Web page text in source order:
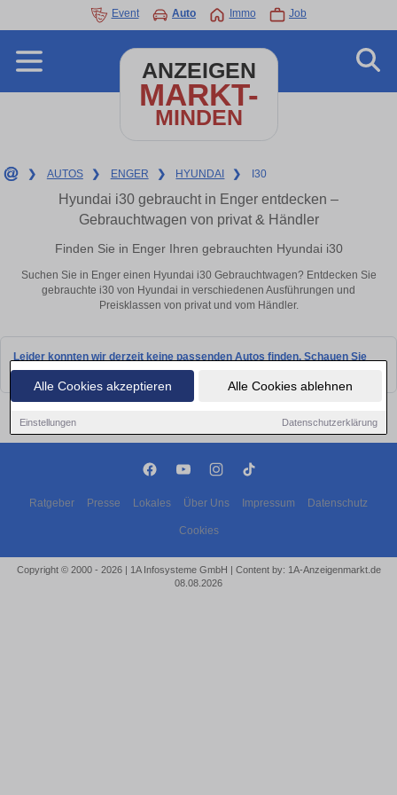
Alle Cookies akzeptieren Alle Cookies ablehnen
Einstellungen Datenschutzerklärung
Event Auto Immo Job
ANZEIGEN
MARKT-
MINDEN
❯ AUTOS ❯ ENGER ❯ HYUNDAI ❯ I30
Hyundai i30 gebraucht in Enger entdecken –
Gebrauchtwagen von privat & Händler
Finden Sie in Enger Ihren gebrauchten Hyundai i30
Suchen Sie in Enger einen Hyundai i30 Gebrauchtwagen? Entdecken Sie
gebrauchte i30 von Hyundai in verschiedenen Ausführungen und
Preisklassen von privat und vom Händler.
Leider konnten wir derzeit keine passenden Autos finden. Schauen Sie
bald wieder vorbei!
Ratgeber Presse Lokales Über Uns Impressum Datenschutz
Cookies
Copyright © 2000 - 2026 | 1A Infosysteme GmbH | Content by: 1A-Anzeigenmarkt.de
08.08.2026